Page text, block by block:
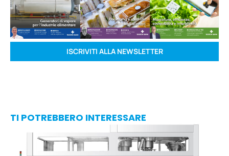
ISCRIVITI ALLA NEWSLETTER
TI POTREBBERO INTERESSARE